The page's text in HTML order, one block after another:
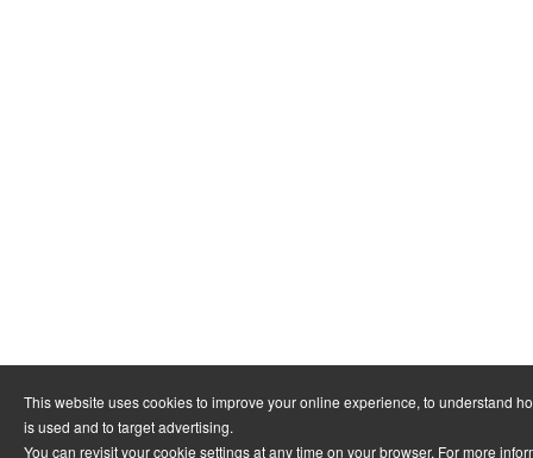
This website uses cookies to improve your online experience, to understand
is used and to target advertising.
You can revisit your cookie settings at any time on your browser. For more